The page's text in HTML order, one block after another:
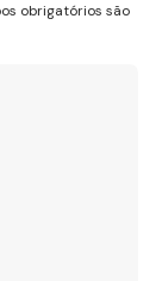
obrigatórios são